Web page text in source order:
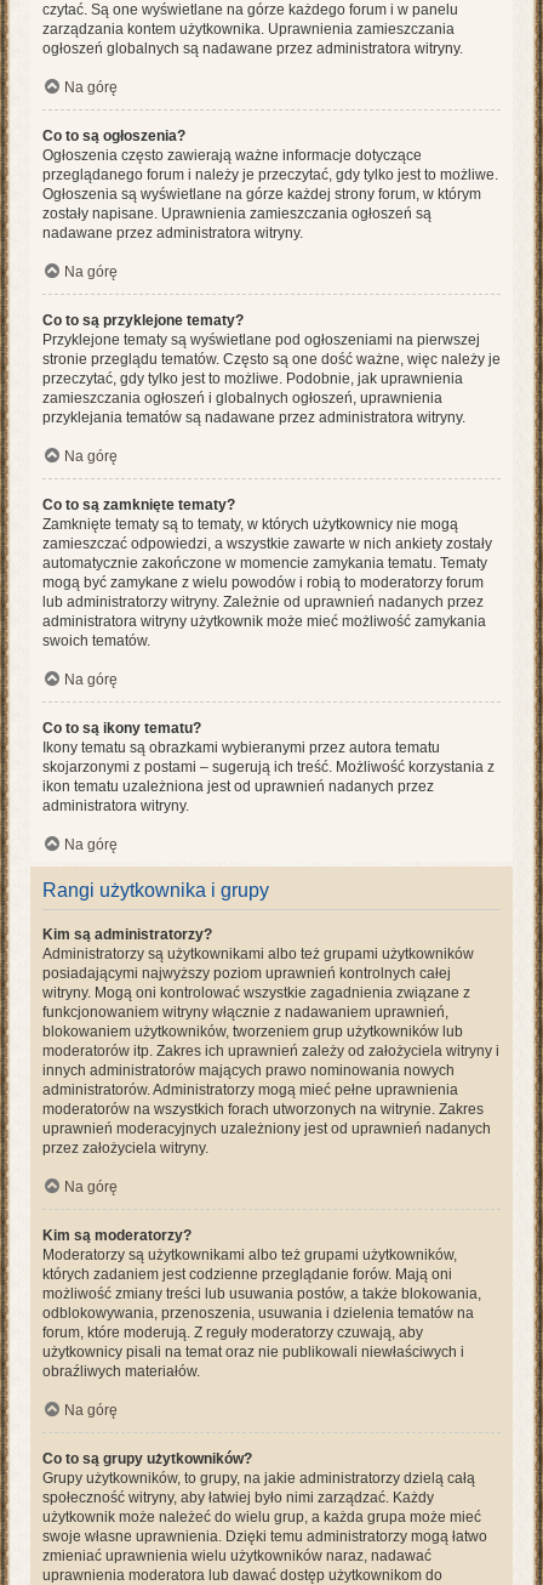
czytać. Są one wyświetlane na górze każdego forum i w panelu
zarządzania kontem użytkownika. Uprawnienia zamieszczania
ogłoszeń globalnych są nadawane przez administratora witryny.
Na górę
Co to są ogłoszenia?
Ogłoszenia często zawierają ważne informacje dotyczące
przeglądanego forum i należy je przeczytać, gdy tylko jest to możliwe.
Ogłoszenia są wyświetlane na górze każdej strony forum, w którym
zostały napisane. Uprawnienia zamieszczania ogłoszeń są
nadawane przez administratora witryny.
Na górę
Co to są przyklejone tematy?
Przyklejone tematy są wyświetlane pod ogłoszeniami na pierwszej
stronie przeglądu tematów. Często są one dość ważne, więc należy je
przeczytać, gdy tylko jest to możliwe. Podobnie, jak uprawnienia
zamieszczania ogłoszeń i globalnych ogłoszeń, uprawnienia
przyklejania tematów są nadawane przez administratora witryny.
Na górę
Co to są zamknięte tematy?
Zamknięte tematy są to tematy, w których użytkownicy nie mogą
zamieszczać odpowiedzi, a wszystkie zawarte w nich ankiety zostały
automatycznie zakończone w momencie zamykania tematu. Tematy
mogą być zamykane z wielu powodów i robią to moderatorzy forum
lub administratorzy witryny. Zależnie od uprawnień nadanych przez
administratora witryny użytkownik może mieć możliwość zamykania
swoich tematów.
Na górę
Co to są ikony tematu?
Ikony tematu są obrazkami wybieranymi przez autora tematu
skojarzonymi z postami – sugerują ich treść. Możliwość korzystania z
ikon tematu uzależniona jest od uprawnień nadanych przez
administratora witryny.
Na górę
Rangi użytkownika i grupy
Kim są administratorzy?
Administratorzy są użytkownikami albo też grupami użytkowników
posiadającymi najwyższy poziom uprawnień kontrolnych całej
witryny. Mogą oni kontrolować wszystkie zagadnienia związane z
funkcjonowaniem witryny włącznie z nadawaniem uprawnień,
blokowaniem użytkowników, tworzeniem grup użytkowników lub
moderatorów itp. Zakres ich uprawnień zależy od założyciela witryny i
innych administratorów mających prawo nominowania nowych
administratorów. Administratorzy mogą mieć pełne uprawnienia
moderatorów na wszystkich forach utworzonych na witrynie. Zakres
uprawnień moderacyjnych uzależniony jest od uprawnień nadanych
przez założyciela witryny.
Na górę
Kim są moderatorzy?
Moderatorzy są użytkownikami albo też grupami użytkowników,
których zadaniem jest codzienne przeglądanie forów. Mają oni
możliwość zmiany treści lub usuwania postów, a także blokowania,
odblokowywania, przenoszenia, usuwania i dzielenia tematów na
forum, które moderują. Z reguły moderatorzy czuwają, aby
użytkownicy pisali na temat oraz nie publikowali niewłaściwych i
obraźliwych materiałów.
Na górę
Co to są grupy użytkowników?
Grupy użytkowników, to grupy, na jakie administratorzy dzielą całą
społeczność witryny, aby łatwiej było nimi zarządzać. Każdy
użytkownik może należeć do wielu grup, a każda grupa może mieć
swoje własne uprawnienia. Dzięki temu administratorzy mogą łatwo
zmieniać uprawnienia wielu użytkowników naraz, nadawać
uprawnienia moderatora lub dawać dostęp użytkownikom do